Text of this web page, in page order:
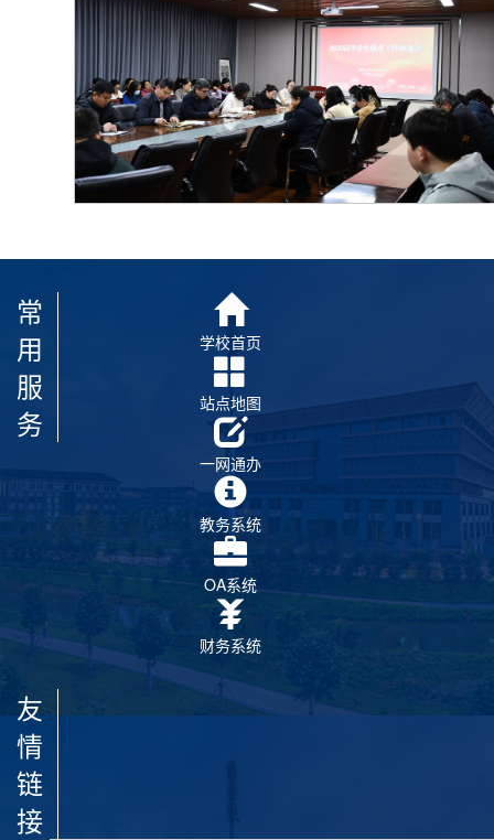
常
用
服
务
学校首页
站点地图
一网通办
教务系统
OA系统
财务系统
友
情
链
接